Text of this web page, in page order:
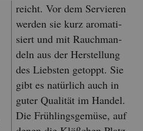
reicht. Vor dem Ser­vie­ren
wer­den sie kurz aro­ma­ti­
siert und mit Rauch­man­
deln aus der Her­stel­lung
des Liebs­ten ge­toppt. Sie
gibt es na­tür­lich auch in
guter Qua­li­tät im Han­del.
Die Früh­lings­ge­mü­se, auf